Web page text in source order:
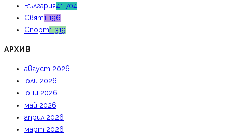
България41 704
Свят1 196
Спорт1 319
АРХИВ
август 2026
юли 2026
юни 2026
май 2026
април 2026
март 2026